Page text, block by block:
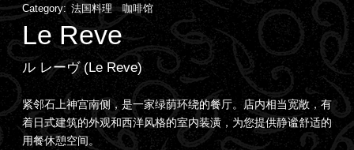
Category: 法国料理 咖啡馆
Le Reve
ル レーヴ (Le Reve)
紧邻石上神宫南侧，是一家绿荫环绕的餐厅。店内相当宽敞，有
着日式建筑的外观和西洋风格的室内装潢，为您提供静谧舒适的
用餐休憩空间。